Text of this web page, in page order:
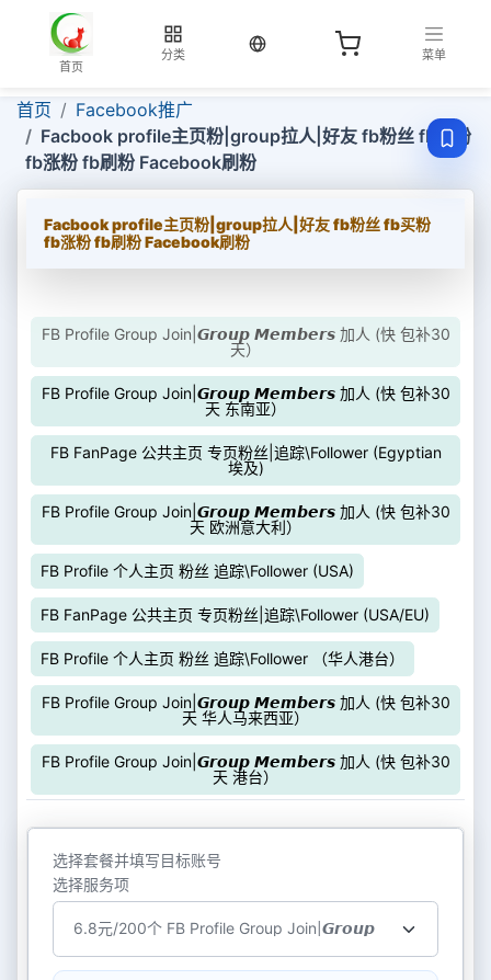
首页
分类
当前语言：中文
菜单
首页
Facebook推广
Facbook profile主页粉|group拉人|好友 fb粉丝 fb买粉
fb涨粉 fb刷粉 Facebook刷粉
Facbook profile主页粉|group拉人|好友 fb粉丝 fb买粉
fb涨粉 fb刷粉 Facebook刷粉
FB Profile Group Join|𝙂𝙧𝙤𝙪𝙥 𝙈𝙚𝙢𝙗𝙚𝙧𝙨 加人 (快 包补30
天）
FB Profile Group Join|𝙂𝙧𝙤𝙪𝙥 𝙈𝙚𝙢𝙗𝙚𝙧𝙨 加人 (快 包补30
天 东南亚）
FB FanPage 公共主页 专页粉丝|追踪\Follower (Egyptian
埃及)
FB Profile Group Join|𝙂𝙧𝙤𝙪𝙥 𝙈𝙚𝙢𝙗𝙚𝙧𝙨 加人 (快 包补30
天 欧洲意大利）
FB Profile 个人主页 粉丝 追踪\Follower (USA)
FB FanPage 公共主页 专页粉丝|追踪\Follower (USA/EU)
FB Profile 个人主页 粉丝 追踪\Follower （华人港台）
FB Profile Group Join|𝙂𝙧𝙤𝙪𝙥 𝙈𝙚𝙢𝙗𝙚𝙧𝙨 加人 (快 包补30
天 华人马来西亚）
FB Profile Group Join|𝙂𝙧𝙤𝙪𝙥 𝙈𝙚𝙢𝙗𝙚𝙧𝙨 加人 (快 包补30
天 港台）
选择套餐并填写目标账号
选择服务项